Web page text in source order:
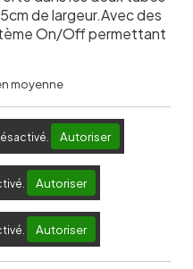
de largeur.Avec des
On/Off permettant
moyenne
Autoriser
Autoriser
Autoriser